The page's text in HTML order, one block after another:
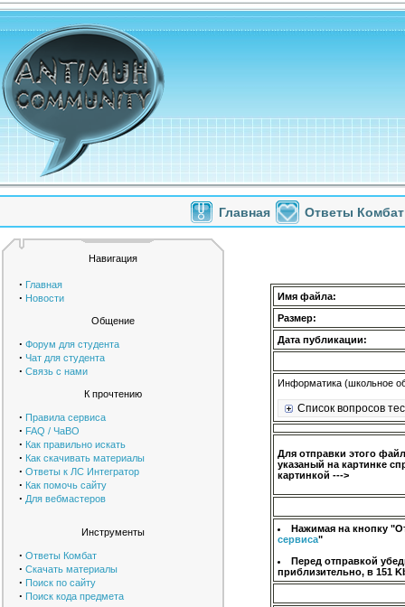
Главная Ответы Комбат
Навигация
· Главная
· Новости
Общение
· Форум для студента
· Чат для студента
· Связь с нами
К прочтению
· Правила сервиса
· FAQ / ЧаВО
· Как правильно искать
· Как скачивать материалы
· Ответы к ЛС Интегратор
· Как помочь сайту
· Для вебмастеров
Инструменты
· Ответы Комбат
· Скачать материалы
· Поиск по сайту
· Поиск кода предмета
Имя файла:
Размер:
Дата публикации:
Информатика (школьное
Список вопросов
Для отправки этого
указаный на картинке
картинкой --->
Нажимая на кнопку
сервиса"
Перед отправкой
приблизительно, в 151